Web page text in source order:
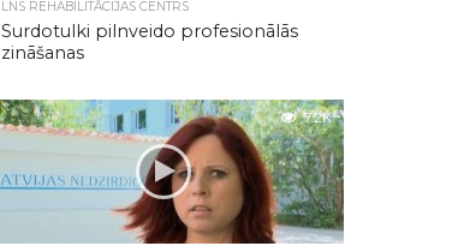
LNS REHABILITĀCIJAS CENTRS
Surdotulki pilnveido profesionālās
zināšanas
7.2K